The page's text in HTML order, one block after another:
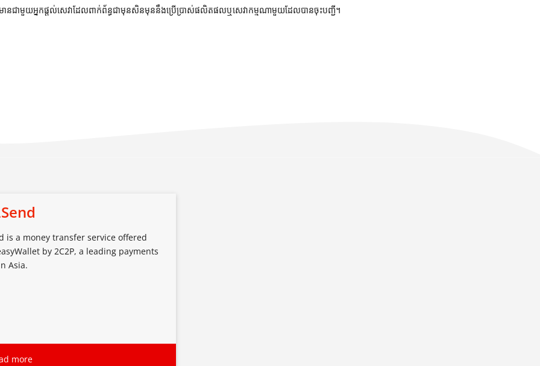
មានជាមួយអ្នកផ្តល់សេវាដែលពាក់ព័ន្ធជាមុនសិនមុននឹងប្រើប្រាស់ផលិតផលឬសេវាកម្មណាមួយដែលបានចុះបញ្ជី។
is a money transfer service offered
by 2C2P, a leading payments
Asia.
more